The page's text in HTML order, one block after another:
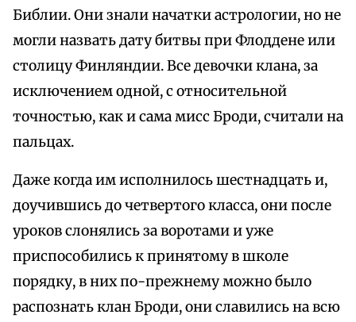
Библии. Они знали начатки астрологии, но не
могли назвать дату битвы при Флоддене или
столицу Финляндии. Все девочки клана, за
исключением одной, с относительной
точностью, как и сама мисс Броди, считали на
пальцах.
Даже когда им исполнилось шестнадцать и,
доучившись до четвертого класса, они после
уроков слонялись за воротами и уже
приспособились к принятому в школе
порядку, в них по-прежнему можно было
распознать клан Броди, они славились на всю